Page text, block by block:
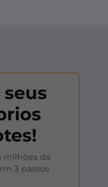
seus
milhões de
3 passos